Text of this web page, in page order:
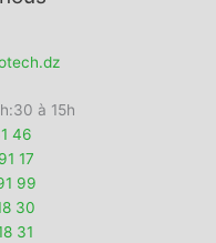
à 15h
46
17
99
30
31